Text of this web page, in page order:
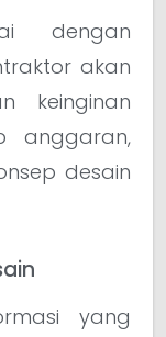
dengan
akan
keinginan
anggaran,
desain
yang